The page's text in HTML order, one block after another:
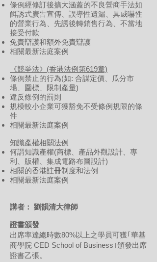
條例經修訂後擴大涵蓋的不良營商手法如
餌誘式廣告宣傳、誤導性遺漏、具威嚇性
的營業行為、先誘後轉銷售行為、不當地
接受付款
免責辯護和額外免責辯護
相關最新法庭案例
《競爭法》(香港法例第619章)
條例禁止的行為(如: 合謀定價、瓜分市
場、圍標、限制產量)
違反條例的罰則
規模較小企業可獲豁免不受條例規限的條
件
相關最新法庭案例
知識產權相關法例
何謂知識產權(商標、產品外觀設計、專
利、版權、集成電路布圖設計)
相關的香港註冊制度和法例
相關最新法庭案例
講者： 劉韻清大律師
證書頒發
出席率達總時數80%以上之學員可獲｢華基
商學院 CED School of Business｣頒發出席
證書乙張。